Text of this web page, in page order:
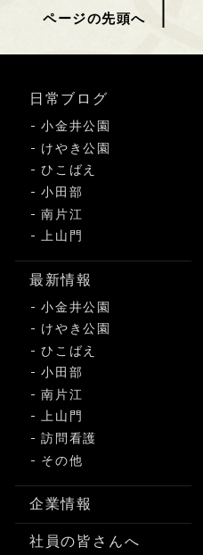
ページの先頭へ
日常ブログ
小金井公園
けやき公園
ひこばえ
小田部
南片江
上山門
最新情報
小金井公園
けやき公園
ひこばえ
小田部
南片江
上山門
訪問看護
その他
企業情報
社員の皆さんへ